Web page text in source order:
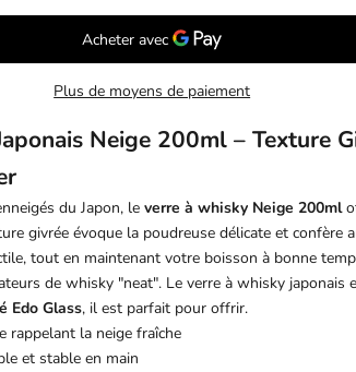
Plus de moyens de paiement
Neige 200ml – Texture
du Japon, leverre à whisky Neige 200ml
givrée évoque la poudreuse délicate et confère
tout en maintenant votre boisson à bonne
de whisky "neat". Leverre à whisky japonais
Edo Glass, il est parfait pour offrir.
rappelant la neige fraîche
et stable en main